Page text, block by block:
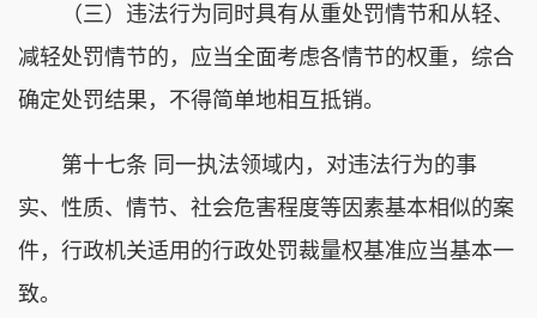
（三）违法行为同时具有从重处罚情节和从轻、
减轻处罚情节的，应当全面考虑各情节的权重，综合
确定处罚结果，不得简单地相互抵销。
第十七条 同一执法领域内，对违法行为的事
实、性质、情节、社会危害程度等因素基本相似的案
件，行政机关适用的行政处罚裁量权基准应当基本一
致。